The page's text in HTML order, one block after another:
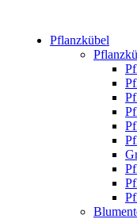
Pflanzkübel